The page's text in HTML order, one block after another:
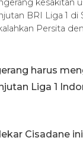
kesakitan
BRI Liga 1
Persita
harus
Liga 1
Cisadane